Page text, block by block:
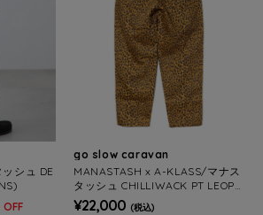
シュ DE
OFF
go slow caravan
MANASTASH x A-KLASS/マナス
タッシュ CHILLIWACK PT LEOPA
RD (MENS)
¥22,000 (税込)